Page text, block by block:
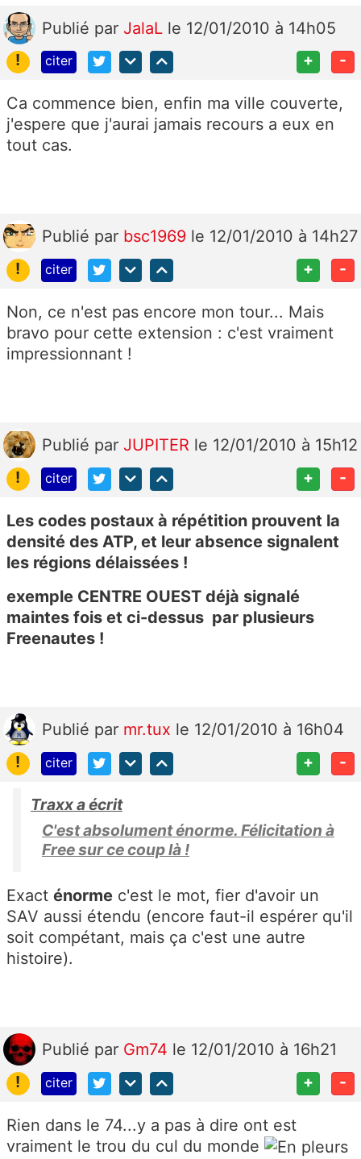
Publié par JalaL le 12/01/2010 à 14h05
!
citer + -
Ca commence bien, enfin ma ville couverte,
j'espere que j'aurai jamais recours a eux en
tout cas.
Publié par bsc1969 le 12/01/2010 à 14h27
!
citer + -
Non, ce n'est pas encore mon tour... Mais
bravo pour cette extension : c'est vraiment
impressionnant !
Publié par JUPITER le 12/01/2010 à 15h12
!
citer + -
Les codes postaux à répétition prouvent la
densité des ATP, et leur absence signalent
les régions délaissées !
exemple CENTRE OUEST déjà signalé
maintes fois et ci-dessus par plusieurs
Freenautes !
Publié par mr.tux le 12/01/2010 à 16h04
!
citer + -
Traxx a écrit
C'est absolument énorme. Félicitation à
Free sur ce coup là !
Exact énorme c'est le mot, fier d'avoir un
SAV aussi étendu (encore faut-il espérer qu'il
soit compétant, mais ça c'est une autre
histoire).
Publié par Gm74 le 12/01/2010 à 16h21
!
citer + -
Rien dans le 74...y a pas à dire ont est
vraiment le trou du cul du monde